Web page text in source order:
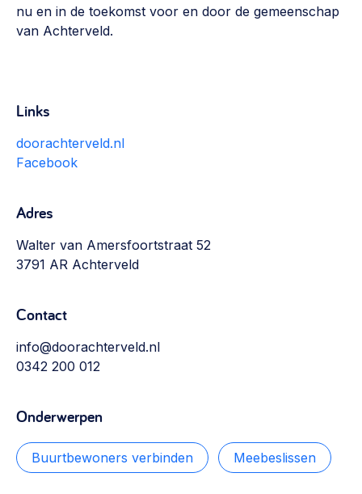
nu en in de toekomst voor en door de gemeenschap
van Achterveld.
Links
doorachterveld.nl
Facebook
Adres
Walter van Amersfoortstraat 52
3791 AR Achterveld
Contact
info@doorachterveld.nl
0342 200 012
Onderwerpen
Buurtbewoners verbinden Meebeslissen